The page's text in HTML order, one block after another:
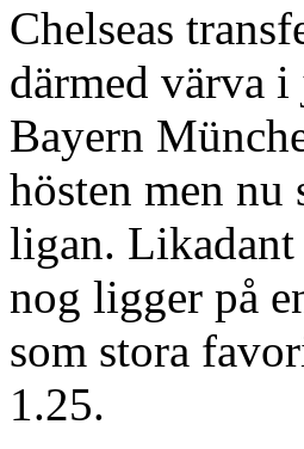
Chelseas
därmed värva i
Bayern
hösten men nu
ligan. Likadant
nog ligger på
som stora
1.25.